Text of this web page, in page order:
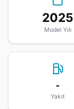
2025
Model Yılı
-
Yakıt